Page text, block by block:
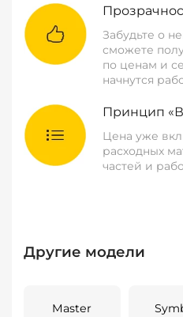
Забудьте о
сможете
по ценам и
начнутся
Принцип
Цена уже
расходных
частей и
Другие модели
Master